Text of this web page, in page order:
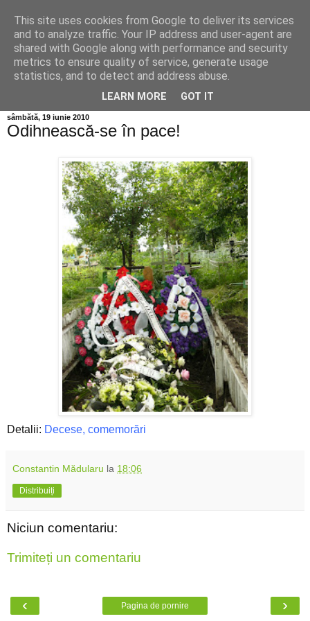
Info MILEANCA
BINE AȚI VENIT! *Jurnal online de informație și opinie;
Vineri 07 August, 2026
sâmbătă, 19 iunie 2010
Odihnească-se în pace!
Detalii: Decese, comemorări
Constantin Mădularu la 18:06
Distribuiți
Niciun comentariu:
Trimiteți un comentariu
‹ ›
Pagina de pornire
This site uses cookies from Google to deliver its services
and to analyze traffic. Your IP address and user-agent are
shared with Google along with performance and security
metrics to ensure quality of service, generate usage
statistics, and to detect and address abuse.
LEARN MORE GOT IT